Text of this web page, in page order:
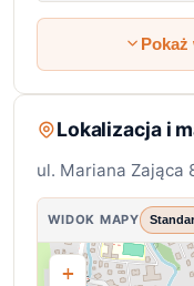
Lokalizacja i
ul. Mariana Zająca
WIDOK MAPY
+
Pokaż